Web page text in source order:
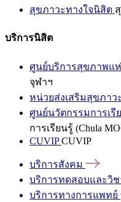
สุขภาวะทางใจนิสิต
บริการนิสิต
ศูนย์บริการสุขภาพแ
จุฬาฯ
หน่วยส่งเสริมสุขภาว
ศูนย์นวัตกรรมการเรี
การเรียนรู้ (Chula
CUVIPCUVIP
บริการสังคม
บริการทดสอบและวิช
บริการทางการแพทย์